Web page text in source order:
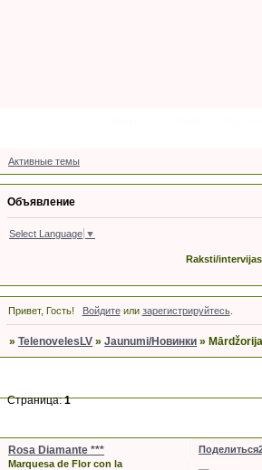
Активные темы
Объявление
Select Language ▼
Raksti/
Привет, Гость! Войдитеили зарегистрируйтесь.
»TelenovelesLV »Jaunumi/Новинки »
Страница:1
Поделиться
Rosa Diamante ***
Marquesa de Flor con la